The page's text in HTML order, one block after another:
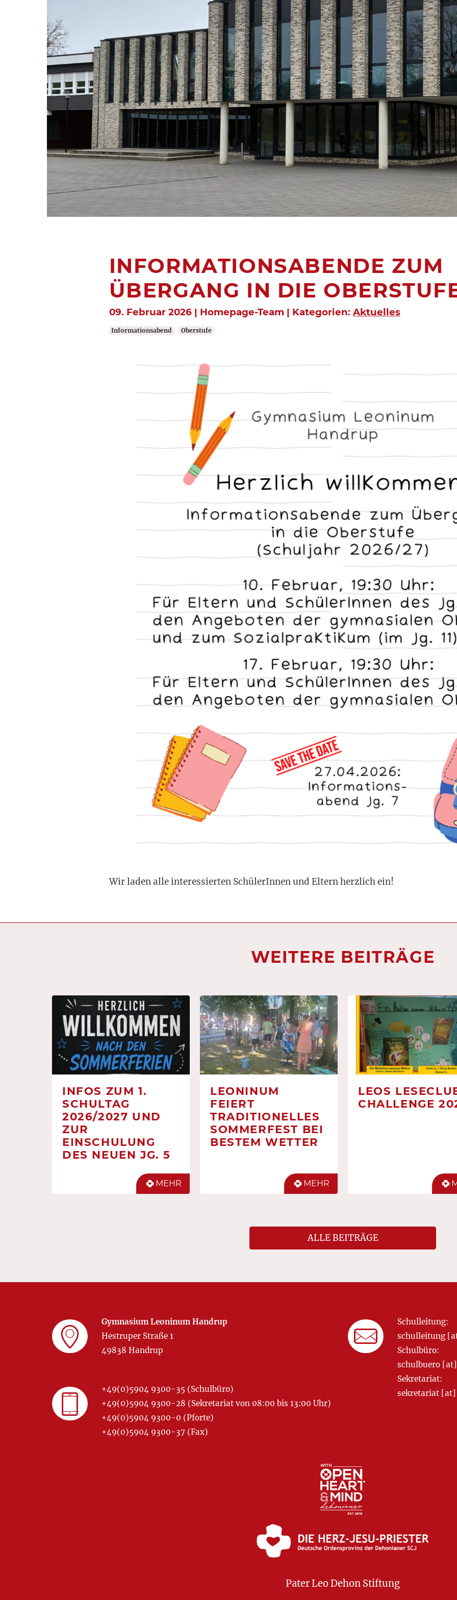
INFORMATIONSABENDE ZUM
ÜBERGANG IN DIE
09. Februar 2026 | Homepage-Team | Kategorien: Aktuelles
Informationsabend Oberstufe
Wir laden alle interessierten SchülerInnen und Eltern herzlich ein!
WEITERE BEITRÄGE
INFOS ZUM 1.
SCHULTAG
2026/2027 UND
ZUR
EINSCHULUNG
DES NEUEN JG. 5
MEHR
LEONINUM
FEIERT
TRADITIONELLES
SOMMERFEST BEI
BESTEM WETTER
MEHR
LEOS
CHALLENGE
ALLE BEITRÄGE
Gymnasium Leoninum Handrup
Hestruper Straße 1
49838 Handrup
+49(0)5904 9300-35 (Schulbüro)
+49(0)5904 9300-28 (Sekretariat von 08:00 bis 13:00 Uhr)
+49(0)5904 9300-0 (Pforte)
+49(0)5904 9300-37 (Fax)
Schulleitung:
schulleitung
Schulbüro:
schulbuero
Sekretariat:
sekretariat
Pater Leo Dehon Stiftung